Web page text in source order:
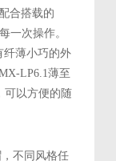
合搭载的
一次操作。
纤薄小巧的外
LP6.1薄至
可以方便的随
不同风格任